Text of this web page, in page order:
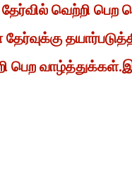
தேர்வில் வெற்றி
பெற